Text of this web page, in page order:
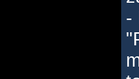
-